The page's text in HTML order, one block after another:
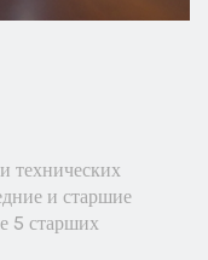
технических
и старшие
5 старших